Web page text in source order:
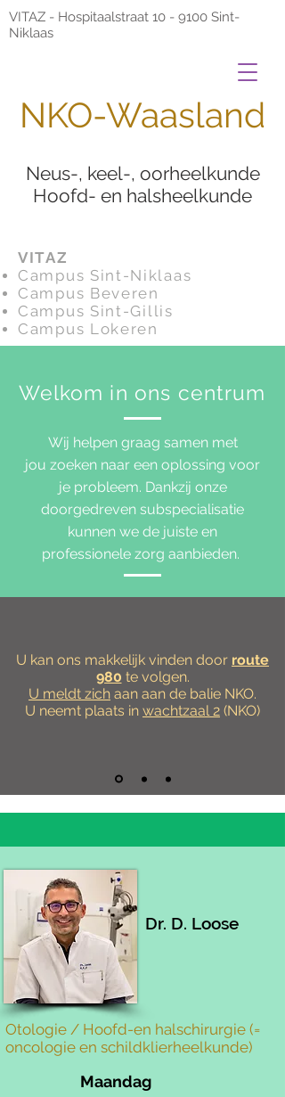
NKO-Waasland
VITAZ
Campus Sint-Niklaas
Campus Beveren
Campus Sint-Gillis
Campus Lokeren
VITAZ - Hospitaalstraat 10 - 9100 Sint-
Niklaas
Neus-, keel-, oorheelkunde
Hoofd- en halsheelkunde
Welkom in ons centrum
Wij helpen graag samen met
jou zoeken naar een oplossing voor
je probleem. Dankzij onze
doorgedreven subspecialisatie
kunnen we de juiste en
professionele zorg aanbieden.
U kan ons makkelijk vinden door route
980 te volgen.
U meldt zich aan aan de balie NKO.
U neemt plaats in wachtzaal 2 (NKO)
Secretariaat -
Dr. D. Loose
Otologie / Hoofd-en halschirurgie (=
oncologie en schildklierheelkunde)
Maandag